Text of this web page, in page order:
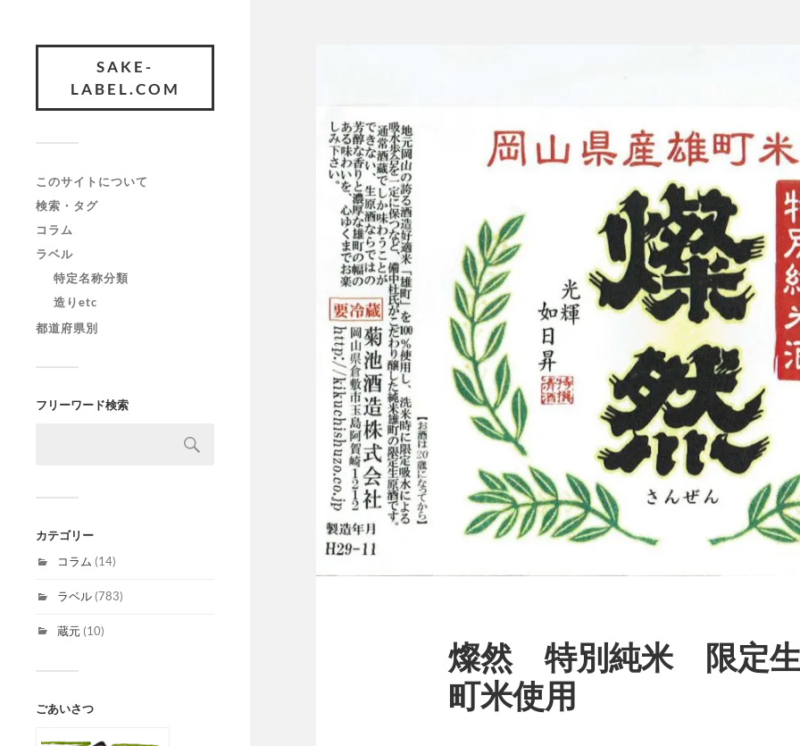
SAKE-
LABEL.COM
このサイトについて
検索・タグ
コラム
ラベル
特定名称分類
造りetc
都道府県別
フリーワード検索
カテゴリー
コラム (14)
ラベル (783)
蔵元 (10)
ごあいさつ
燦然 特別純米 限定
町米使用